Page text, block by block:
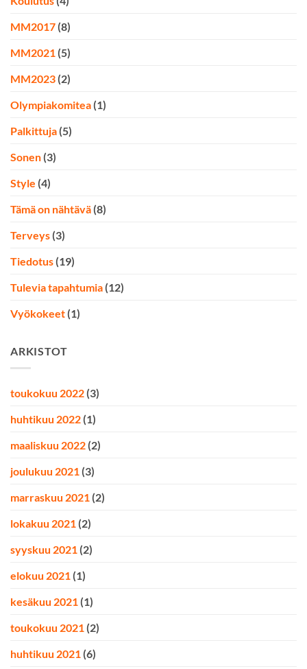
MM2017 (8)
MM2021 (5)
MM2023 (2)
Olympiakomitea (1)
Palkittuja (5)
Sonen (3)
Style (4)
Tämä on nähtävä (8)
Terveys (3)
Tiedotus (19)
Tulevia tapahtumia (12)
Vyökokeet (1)
ARKISTOT
toukokuu 2022 (3)
huhtikuu 2022 (1)
maaliskuu 2022 (2)
joulukuu 2021 (3)
marraskuu 2021 (2)
lokakuu 2021 (2)
syyskuu 2021 (2)
elokuu 2021 (1)
kesäkuu 2021 (1)
toukokuu 2021 (2)
huhtikuu 2021 (6)